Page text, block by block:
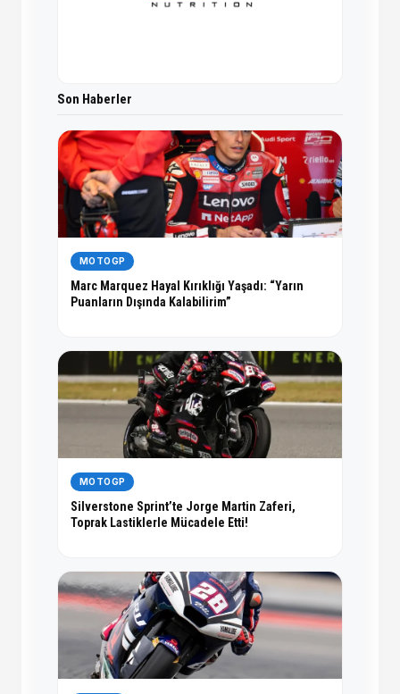
Son Haberler
MOTOGP
Marc Marquez Hayal Kırıklığı Yaşadı: “Yarın
Puanların Dışında Kalabilirim”
MOTOGP
Silverstone Sprint’te Jorge Martin Zaferi,
Toprak Lastiklerle Mücadele Etti!